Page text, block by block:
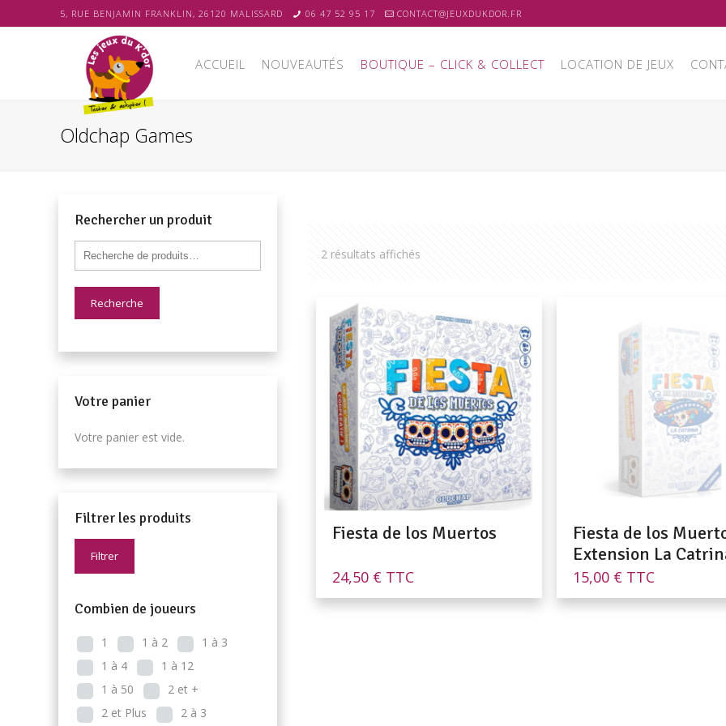
5, RUE BENJAMIN FRANKLIN, 26120 MALISSARD 06 47 52 95 17 CONTACT@JEUXDUKDOR.FR
ACCUEIL NOUVEAUTÉS BOUTIQUE – CLICK & COLLECT LOCATION DE JEUX
Oldchap Games
2 résultats affichés
Fiesta de los Muertos
24,50 € TTC
Fiesta de los
Extension La
15,00 € TTC
Rechercher un produit
Recherche
Votre panier
Votre panier est vide.
Filtrer les produits
Filtrer
Combien de joueurs
1 1 à 2
1 à 3
1 à 4
1 à 12
1 à 50
2 et +
2 et Plus
2 à 3